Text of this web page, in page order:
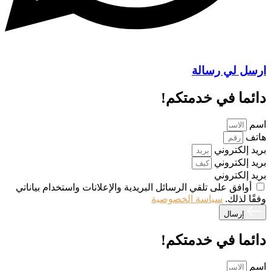
ارسل لي رسالة
دائما في خدمتكم!
اسم
هاتف
بريد إلكتروني
بريد إلكتروني
بريد إلكتروني
أوافق على تلقي الرسائل البريدية والإعلانات واستخدام بياناتي
وفقًا لذلك. سياسة الخصوصية
إرسال
دائما في خدمتكم!
اسم